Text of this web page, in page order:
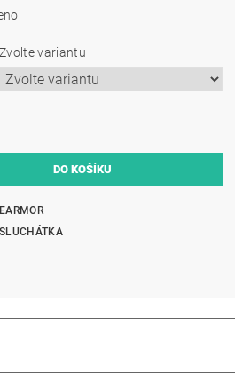
Zvolte variantu
EARMOR
SLUCHÁTKA